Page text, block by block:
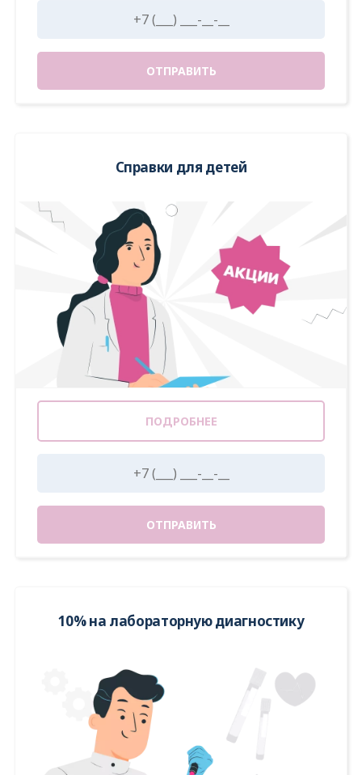
ОТПРАВИТЬ
Справки для детей
ПОДРОБНЕЕ
ОТПРАВИТЬ
10% на лабораторную диагностику